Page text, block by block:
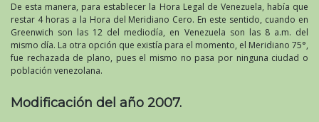
De esta manera, para establecer la Hora Legal de Venezuela, había que
restar 4 horas a la Hora del Meridiano Cero. En este sentido, cuando en
Greenwich son las 12 del mediodía, en Venezuela son las 8 a.m. del
mismo día. La otra opción que existía para el momento, el Meridiano 75°,
fue rechazada de plano, pues el mismo no pasa por ninguna ciudad o
población venezolana.
Modificación del año 2007.